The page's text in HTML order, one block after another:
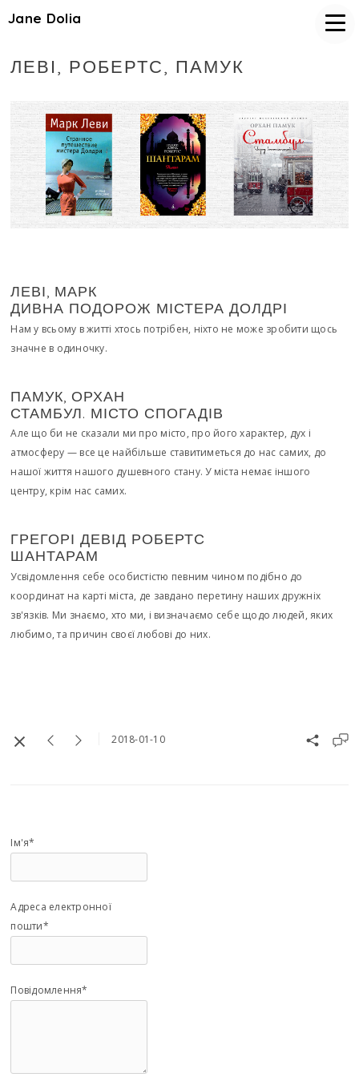
Jane Dolia
ЛЕВІ, РОБЕРТС, ПАМУК
ЛЕВІ, МАРК
ДИВНА ПОДОРОЖ МІСТЕРА ДОЛДРІ
Нам у всьому в житті хтось потрібен, ніхто не може зробити щось
значне в одиночку.
ПАМУК, ОРХАН
СТАМБУЛ. МІСТО СПОГАДІВ
Але що би не сказали ми про місто, про його характер, дух і
атмосферу — все це найбільше ставитиметься до нас самих, до
нашої життя нашого душевного стану. У міста немає іншого
центру, крім нас самих.
ГРЕГОРІ ДЕВІД РОБЕРТС
ШАНТАРАМ
Усвідомлення себе особистістю певним чином подібно до
координат на карті міста, де завдано перетину наших дружніх
зв'язків. Ми знаємо, хто ми, і визначаємо себе щодо людей, яких
любимо, та причин своєї любові до них.
2018-01-10
Ім'я*
Адреса електронної
пошти*
Повідомлення*